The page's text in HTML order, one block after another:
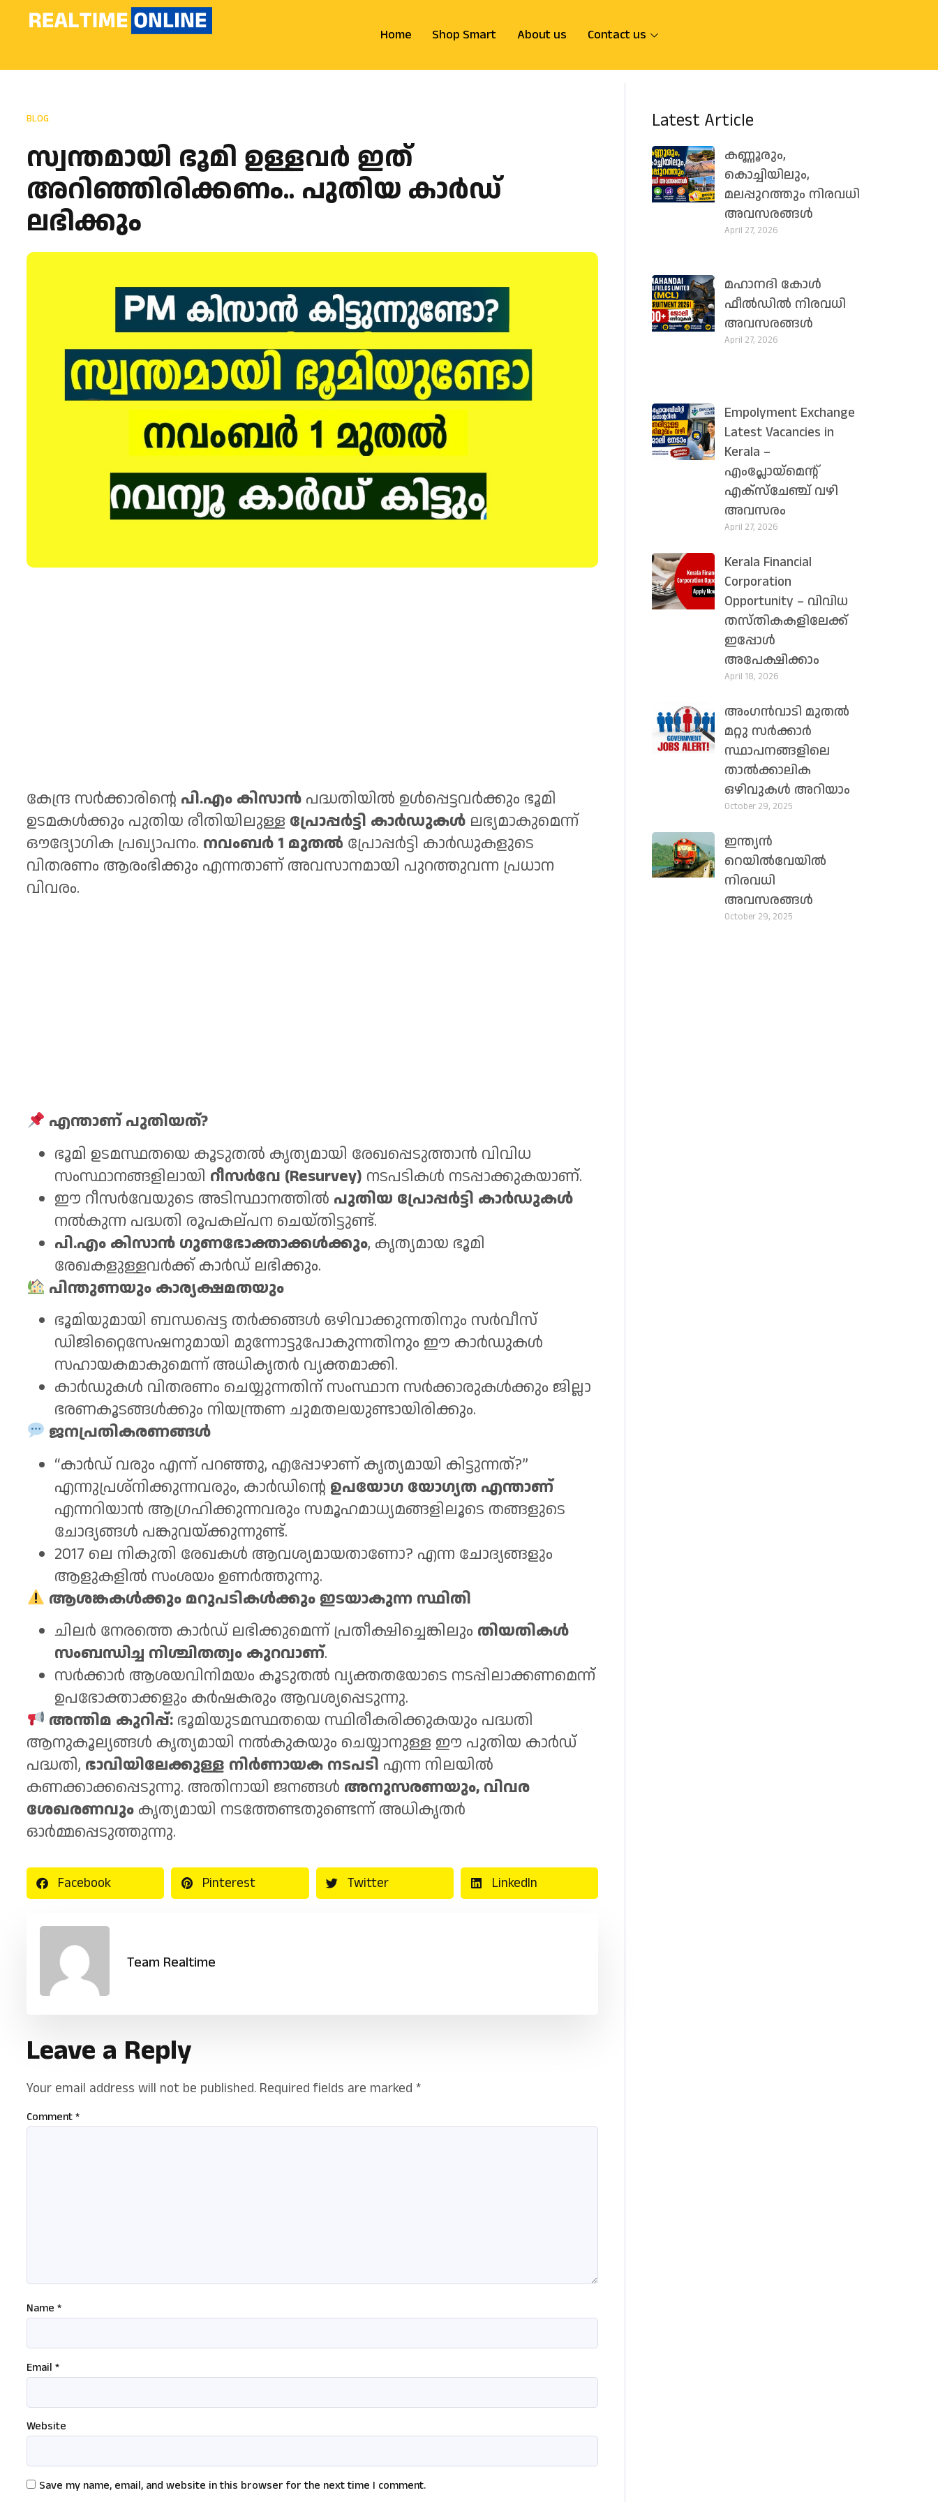
Home Shop Smart About us Contact us
BLOG
സ്വന്തമായി ഭൂമി ഉള്ളവർ ഇത്
അറിഞ്ഞിരിക്കണം.. പുതിയ കാർഡ്
ലഭിക്കും
കേന്ദ്ര സർക്കാരിന്റെ പി.എം കിസാൻ പദ്ധതിയിൽ ഉൾപ്പെട്ടവർക്കും ഭൂമി
ഉടമകൾക്കും പുതിയ രീതിയിലുള്ള പ്രോപ്പർട്ടി കാർഡുകൾ ലഭ്യമാകുമെന്ന്
ഔദ്യോഗിക പ്രഖ്യാപനം. നവംബർ 1 മുതൽ പ്രോപ്പർട്ടി കാർഡുകളുടെ
വിതരണം ആരംഭിക്കും എന്നതാണ് അവസാനമായി പുറത്തുവന്ന പ്രധാന
വിവരം.
എന്താണ് പുതിയത്?
ഭൂമി ഉടമസ്ഥതയെ കൂടുതൽ കൃത്യമായി രേഖപ്പെടുത്താൻ വിവിധ
സംസ്ഥാനങ്ങളിലായി റീസർവേ (Resurvey) നടപടികൾ നടപ്പാക്കുകയാണ്.
ഈ റീസർവേയുടെ അടിസ്ഥാനത്തിൽ പുതിയ പ്രോപ്പർട്ടി കാർഡുകൾ
നൽകുന്ന പദ്ധതി രൂപകല്പന ചെയ്തിട്ടുണ്ട്.
പി.എം കിസാൻ ഗുണഭോക്താക്കൾക്കും, കൃത്യമായ ഭൂമി
രേഖകളുള്ളവർക്ക് കാർഡ് ലഭിക്കും.
പിന്തുണയും കാര്യക്ഷമതയും
ഭൂമിയുമായി ബന്ധപ്പെട്ട തർക്കങ്ങൾ ഒഴിവാക്കുന്നതിനും സർവീസ്
ഡിജിറ്റൈസേഷനുമായി മുന്നോട്ടുപോകുന്നതിനും ഈ കാർഡുകൾ
സഹായകമാകുമെന്ന് അധികൃതർ വ്യക്തമാക്കി.
കാർഡുകൾ വിതരണം ചെയ്യുന്നതിന് സംസ്ഥാന സർക്കാരുകൾക്കും ജില്ലാ
ഭരണകൂടങ്ങൾക്കും നിയന്ത്രണ ചുമതലയുണ്ടായിരിക്കും.
ജനപ്രതികരണങ്ങൾ
“കാർഡ് വരും എന്ന് പറഞ്ഞു, എപ്പോഴാണ് കൃത്യമായി കിട്ടുന്നത്?”
എന്നുപ്രശ്നിക്കുന്നവരും, കാർഡിന്റെ ഉപയോഗ യോഗ്യത എന്താണ്
എന്നറിയാൻ ആഗ്രഹിക്കുന്നവരും സമൂഹമാധ്യമങ്ങളിലൂടെ തങ്ങളുടെ
ചോദ്യങ്ങൾ പങ്കുവയ്ക്കുന്നുണ്ട്.
2017 ലെ നികുതി രേഖകൾ ആവശ്യമായതാണോ? എന്ന ചോദ്യങ്ങളും
ആളുകളിൽ സംശയം ഉണർത്തുന്നു.
ആശങ്കകൾക്കും മറുപടികൾക്കും ഇടയാകുന്ന സ്ഥിതി
ചിലർ നേരത്തെ കാർഡ് ലഭിക്കുമെന്ന് പ്രതീക്ഷിച്ചെങ്കിലും തിയതികൾ
സംബന്ധിച്ച നിശ്ചിതത്വം കുറവാണ്.
സർക്കാർ ആശയവിനിമയം കൂടുതൽ വ്യക്തതയോടെ നടപ്പിലാക്കണമെന്ന്
ഉപഭോക്താക്കളും കർഷകരും ആവശ്യപ്പെടുന്നു.
അന്തിമ കുറിപ്പ്: ഭൂമിയുടമസ്ഥതയെ സ്ഥിരീകരിക്കുകയും പദ്ധതി
ആനുകൂല്യങ്ങൾ കൃത്യമായി നൽകുകയും ചെയ്യാനുള്ള ഈ പുതിയ കാർഡ്
പദ്ധതി, ഭാവിയിലേക്കുള്ള നിർണായക നടപടി എന്ന നിലയിൽ
കണക്കാക്കപ്പെടുന്നു. അതിനായി ജനങ്ങൾ അനുസരണയും, വിവര
ശേഖരണവും കൃത്യമായി നടത്തേണ്ടതുണ്ടെന്ന് അധികൃതർ
ഓർമ്മപ്പെടുത്തുന്നു.
Facebook Pinterest Twitter LinkedIn
Team Realtime
Leave a Reply
Your email address will not be published. Required fields are marked *
Comment*
Name *
Email *
Website
Save my name, email, and website in this browser for the next time I comment.
Latest Article
കണ്ണൂരും,
കൊച്ചിയിലും,
മലപ്പുറത്തും നിരവധി
അവസരങ്ങൾ
April 27, 2026
മഹാനദി കോൾ
ഫീൽഡിൽ നിരവധി
അവസരങ്ങൾ
April 27, 2026
Empolyment Exchange
Latest Vacancies in
Kerala –
എംപ്ലോയ്‌മെന്റ്
എക്സ്ചേഞ്ച് വഴി
അവസരം
April 27, 2026
Kerala Financial
Corporation
Opportunity – വിവിധ
തസ്തികകളിലേക്ക്
ഇപ്പോൾ
അപേക്ഷിക്കാം
April 18, 2026
അംഗൻവാടി മുതൽ
മറ്റു സർക്കാർ
സ്ഥാപനങ്ങളിലെ
താൽക്കാലിക
ഒഴിവുകൾ അറിയാം
October 29, 2025
ഇന്ത്യൻ
റെയിൽവേയിൽ
നിരവധി
അവസരങ്ങൾ
October 29, 2025